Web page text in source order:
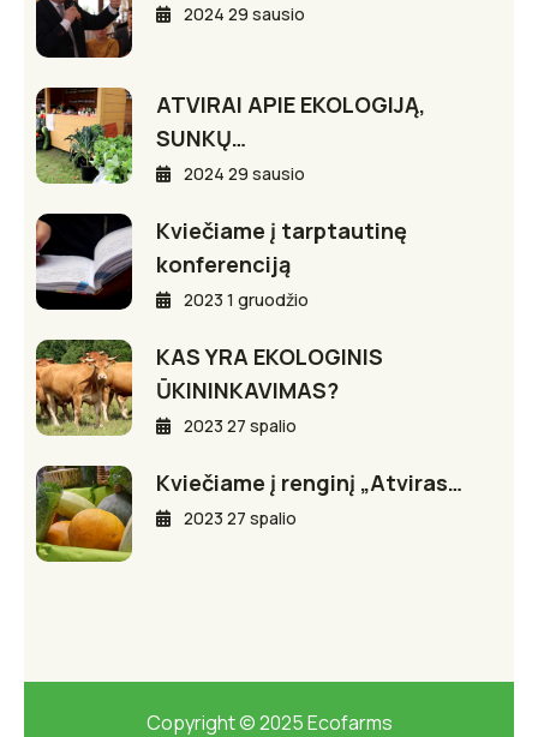
2024 29 sausio
ATVIRAI APIE EKOLOGIJĄ,
SUNKŲ…
2024 29 sausio
Kviečiame į tarptautinę
konferenciją
2023 1 gruodžio
KAS YRA EKOLOGINIS
ŪKININKAVIMAS?
2023 27 spalio
Kviečiame į renginį „Atviras…
2023 27 spalio
Copyright © 2025 Ecofarms